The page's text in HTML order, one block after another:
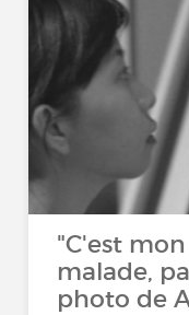
"C'est
malade,
photo de